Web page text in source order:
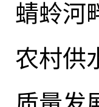
蜻蛉河
农村供